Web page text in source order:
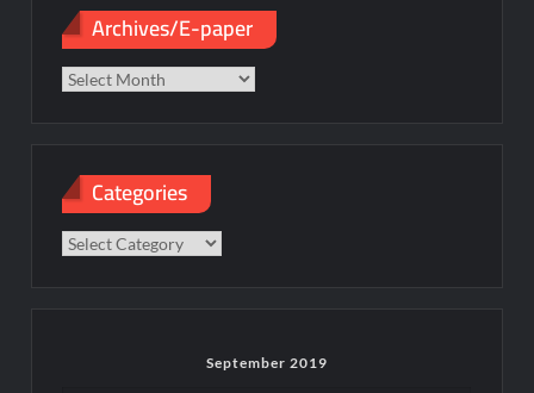
Archives/E-paper
Categories
Categories
September 2019